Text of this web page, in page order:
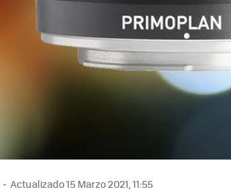
Actualizado 15 Marzo 2021, 11:55